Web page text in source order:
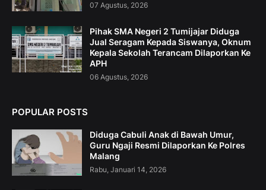
07 Agustus, 2026
Pihak SMA Negeri 2 Tumijajar Diduga
Jual Seragam Kepada Siswanya, Oknum
Kepala Sekolah Terancam Dilaporkan Ke
APH
06 Agustus, 2026
POPULAR POSTS
Diduga Cabuli Anak di Bawah Umur,
Guru Ngaji Resmi Dilaporkan Ke Polres
Malang
Rabu, Januari 14, 2026